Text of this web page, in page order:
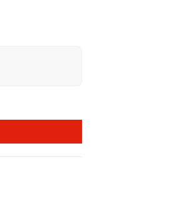
I cantidad